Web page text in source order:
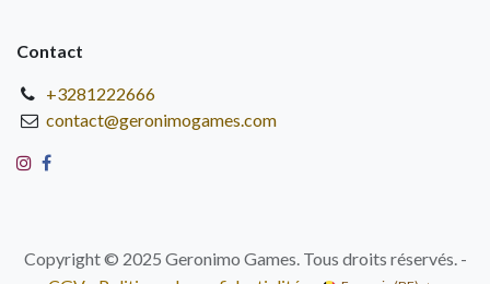
Contact
+3281222666
contact@geronimogames.com
Copyright © 2025 Geronimo Games. Tous droits réservés. -